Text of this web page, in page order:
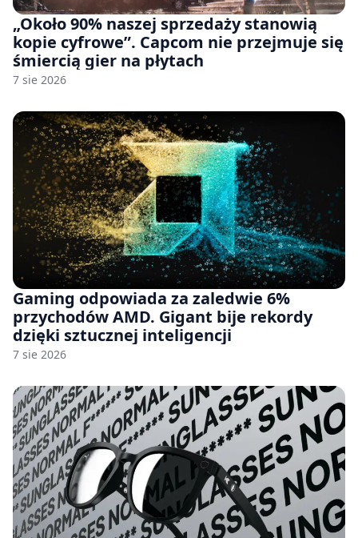
„Około 90% naszej sprzedaży stanowią
kopie cyfrowe”. Capcom nie przejmuje się
śmiercią gier na płytach
7 sie 2026
Gaming odpowiada za zaledwie 6%
przychodów AMD. Gigant bije rekordy
dzięki sztucznej inteligencji
7 sie 2026